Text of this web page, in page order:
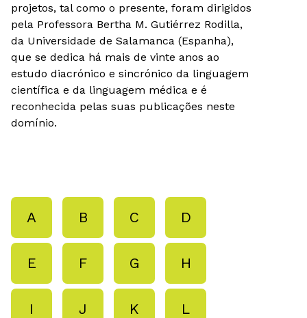
projetos, tal como o presente, foram dirigidos
pela Professora Bertha M. Gutiérrez Rodilla,
da Universidade de Salamanca (Espanha),
que se dedica há mais de vinte anos ao
estudo diacrónico e sincrónico da linguagem
científica e da linguagem médica e é
reconhecida pelas suas publicações neste
domínio.
A B C D
E F G H
I J K L